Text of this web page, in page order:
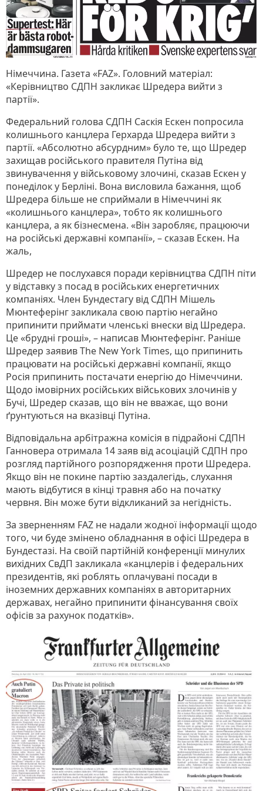
Німеччина. Газета «FAZ». Головний матеріал:
«Керівництво СДПН закликає Шредера вийти з
партії».
Федеральний голова СДПН Саскія Ескен попросила
колишнього канцлера Герхарда Шредера вийти з
партії. «Абсолютно абсурдним» було те, що Шредер
захищав російського правителя Путіна від
звинувачення у військовому злочині, сказав Ескен у
понеділок у Берліні. Вона висловила бажання, щоб
Шредера більше не сприймали в Німеччині як
«колишнього канцлера», тобто як колишнього
канцлера, а як бізнесмена. «Він заробляє, працюючи
на російські державні компанії», – сказав Ескен. На
жаль,
Шредер не послухався поради керівництва СДПН піти
у відставку з посад в російських енергетичних
компаніях. Член Бундестагу від СДПН Мішель
Мюнтеферінг закликала свою партію негайно
припинити приймати членські внески від Шредера.
Це «брудні гроші», – написав Мюнтеферінг. Раніше
Шредер заявив The New York Times, що припинить
працювати на російські державні компанії, якщо
Росія припинить постачати енергію до Німеччини.
Щодо імовірних російських військових злочинів у
Бучі, Шредер сказав, що він не вважає, що вони
ґрунтуються на вказівці Путіна.
Відповідальна арбітражна комісія в підрайоні СДПН
Ганновера отримала 14 заяв від асоціацій СДПН про
розгляд партійного розпорядження проти Шредера.
Якщо він не покине партію заздалегідь, слухання
мають відбутися в кінці травня або на початку
червня. Він може бути відкликаний за негідність.
За зверненням FAZ не надали жодної інформації щодо
того, чи буде змінено обладнання в офісі Шредера в
Бундестазі. На своїй партійній конференції минулих
вихідних СвДП закликала «канцлерів і федеральних
президентів, які роблять оплачувані посади в
іноземних державних компаніях в авторитарних
державах, негайно припинити фінансування своїх
офісів за рахунок податків».